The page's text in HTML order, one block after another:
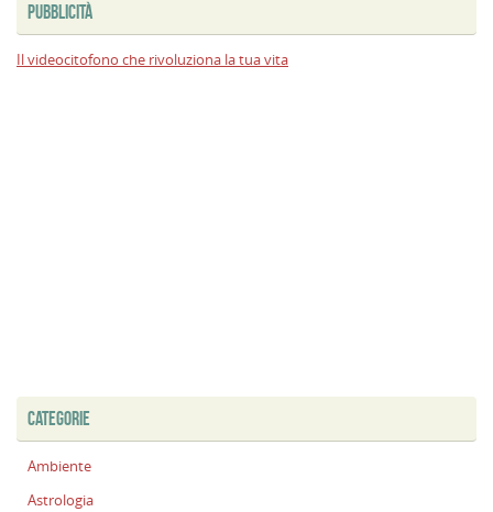
PUBBLICITÀ
Il videocitofono che rivoluziona la tua vita
CATEGORIE
Ambiente
Astrologia